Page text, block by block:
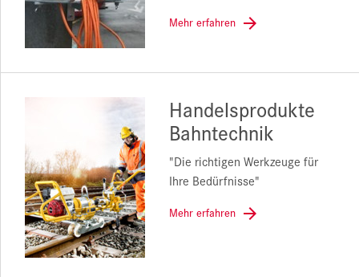
Mehr erfahren
Handelsprodukte
Bahntechnik
"Die richtigen Werkzeuge für
Ihre Bedürfnisse"
Mehr erfahren